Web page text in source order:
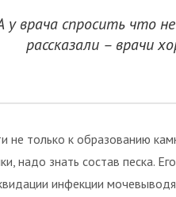
у врача спросить что
рассказали – врачи
не только к образованию
надо знать состав песка.
инфекции